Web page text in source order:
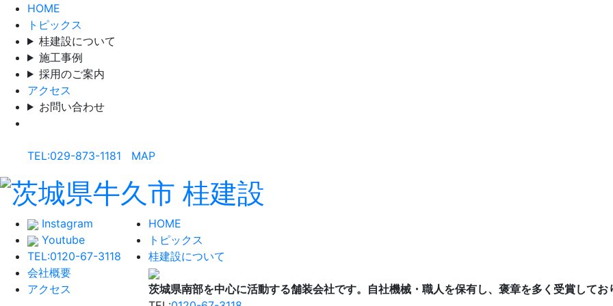
HOME
トピックス
桂建設について
施工事例
採用のご案内
アクセス
お問い合わせ
TEL:029-873-1181
MAP
Instagram
Youtube
TEL:0120-67-3118
会社概要
アクセス
HOME
トピックス
桂建設について
茨城県南部を中心に活動する舗装会社です。自社機械・職人を保有し、褒章を多く受賞してお